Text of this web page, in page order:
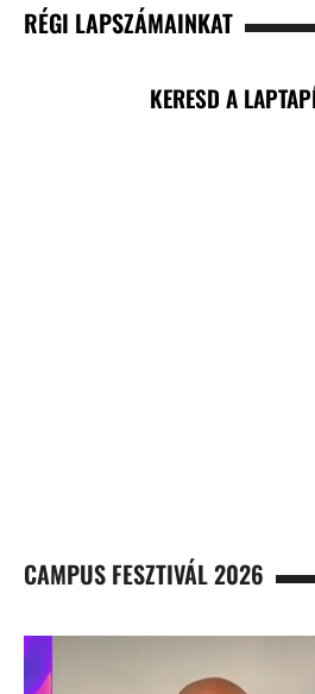
RÉGI LAPSZÁMAINKAT
KERESD A
CAMPUS FESZTIVÁL 2026